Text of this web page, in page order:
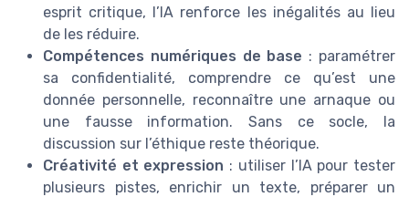
esprit critique, l’IA renforce les inégalités au lieu
de les réduire.
Compétences numériques de base : paramétrer
sa confidentialité, comprendre ce qu’est une
donnée personnelle, reconnaître une arnaque ou
une fausse information. Sans ce socle, la
discussion sur l’éthique reste théorique.
Créativité et expression : utiliser l’IA pour tester
plusieurs pistes, enrichir un texte, préparer un